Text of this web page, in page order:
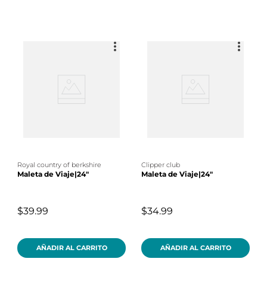
royal country of berkshire
Maleta de Viaje|24"
$39.99
AÑADIR AL CARRITO
clipper club
Maleta de Viaje|24"
$34.99
AÑADIR AL CARRITO